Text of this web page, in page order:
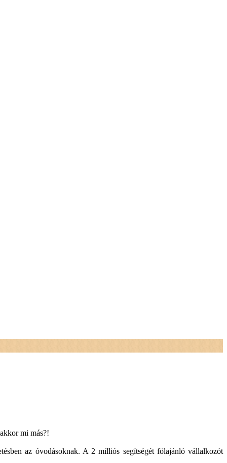
mi más?!
az óvodásoknak. A 2 milliós segítségét fölajánló vállalkozót